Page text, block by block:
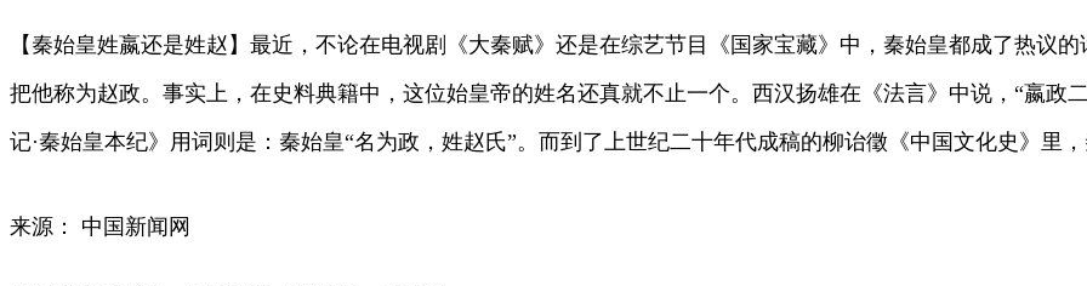
【秦始皇姓嬴还是姓赵】最近，不论在电视剧《大秦赋》还是在综艺节目《国家宝藏》中，秦始皇都成了热议
把他称为赵政。事实上，在史料典籍中，这位始皇帝的姓名还真就不止一个。西汉扬雄在《法言》中说，“嬴政
记·秦始皇本纪》用词则是：秦始皇“名为政，姓赵氏”。而到了上世纪二十年代成稿的柳诒徵《中国文化史》里，
来源： 中国新闻网